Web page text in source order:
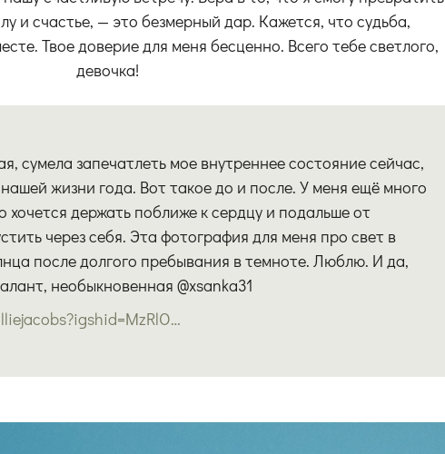
и счастье, — это безмерный дар. Кажется, что судьба,
Твое доверие для меня бесценно. Всего тебе светлого,
девочка!
сумела запечатлеть мое внутреннее состояние сейчас,
жизни года. Вот такое до и после. У меня ещё много
хочется держать поближе к сердцу и подальше от
через себя. Эта фотография для меня про свет в
после долгого пребывания в темноте. Люблю. И да,
необыкновенная @xsanka31
instagram.com/galliejacobs?igshid=MzRlODBiNWFlZA==